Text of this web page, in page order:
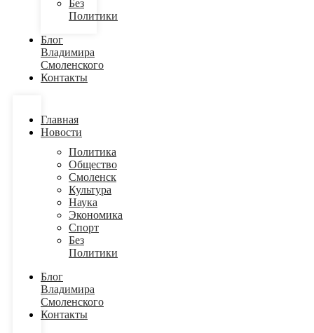
Без
Политики
Блог
Владимира
Смоленского
Контакты
Главная
Новости
Политика
Общество
Смоленск
Культура
Наука
Экономика
Спорт
Без
Политики
Блог
Владимира
Смоленского
Контакты